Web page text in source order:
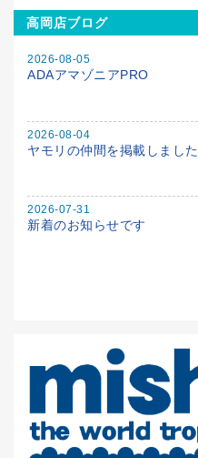
高岡店ブログ
2026-08-05
ADAアマゾニアPRO
2026-08-04
ヤモリの仲間を掲載しました
2026-07-31
新着のお知らせです